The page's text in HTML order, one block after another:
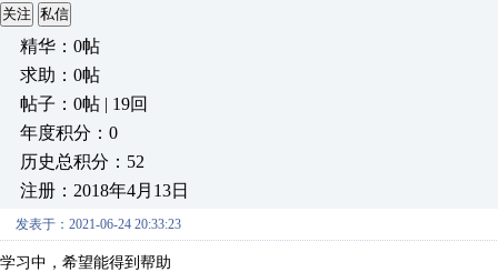
关注 私信
精华：0帖
求助：0帖
帖子：0帖 | 19回
年度积分：0
历史总积分：52
注册：2018年4月13日
发表于：2021-06-24 20:33:23
学习中，希望能得到帮助